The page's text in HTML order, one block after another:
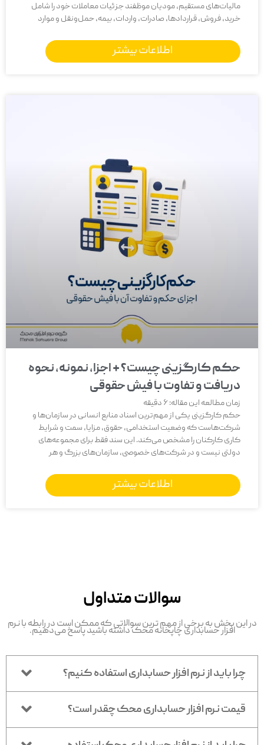
مالیات‌های مستقیم، مودیان موظفند جزئیات معاملات خود را شامل
خرید، فروش، قراردادها، صادرات، واردات، بیمه، حمل‌ونقل و موارد
اطلاعات بیشتر
حکم کارگزینی چیست؟ + اجزا، نمونه، نحوه
دریافت و تفاوت با فیش حقوقی
زمان مطالعه این مقاله:6 دقیقه
حکم کارگزینی یکی از مهم‌ترین اسناد منابع انسانی در سازمان‌ها و
شرکت‌هاست که وضعیت استخدامی، حقوق، مزایا، سمت و شرایط
کاری کارکنان را مشخص می‌کند. این سند فقط برای مجموعه‌های
دولتی نیست و در شرکت‌های خصوصی، سازمان‌های بزرگ و هر
اطلاعات بیشتر
سوالات متداول
در این بخش به برخی از مهم ترین سوالاتی که ممکن است در رابطه با نرم
افزار حسابداری چاپخانه محک داشته باشید پاسخ می‌دهیم.
چرا باید از نرم افزار حسابداری استفاده کنیم؟
قیمت نرم افزار حسابداری محک چقدر است؟